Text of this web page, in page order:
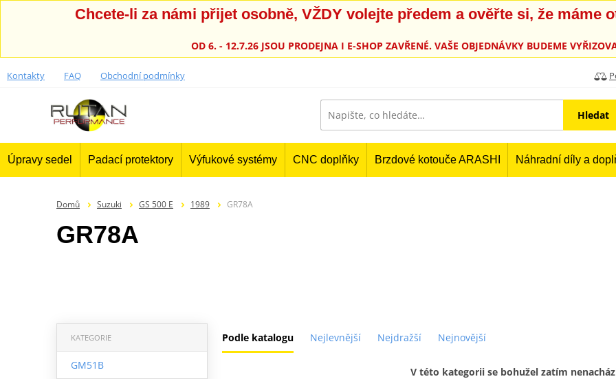
Chcete-li za námi přijet osobně, VŽDY volejte předem a ověřte si, že máme
OD 6. - 12.7.26 JSOU PRODEJNA I E-SHOP ZAVŘENÉ. VAŠE OBJEDNÁVKY BUDEME
Kontakty FAQ Obchodní podmínky
Hledat
Úpravy sedel Padací protektory Výfukové systémy CNC doplňky Brzdové kotouče ARASHI Náhradní díly a
Domů Suzuki GS 500 E 1989 GR78A
GR78A
Podle katalogu Nejlevnější Nejdražší Nejnovější
KATEGORIE
GM51B
V této kategorii se bohužel zatím